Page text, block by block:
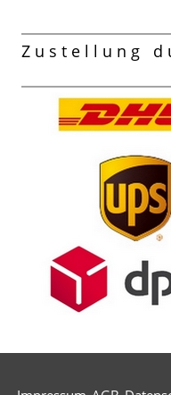
Zustellung